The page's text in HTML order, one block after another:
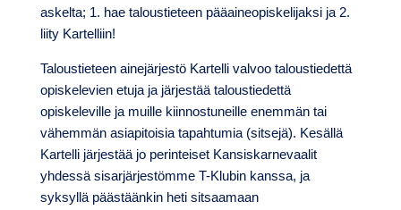
askelta; 1. hae taloustieteen pääaineopiskelijaksi ja 2.
liity Kartelliin!
Taloustieteen ainejärjestö Kartelli valvoo taloustiedettä
opiskelevien etuja ja järjestää taloustiedettä
opiskeleville ja muille kiinnostuneille enemmän tai
vähemmän asiapitoisia tapahtumia (sitsejä). Kesällä
Kartelli järjestää jo perinteiset Kansiskarnevaalit
yhdessä sisarjärjestömme T-Klubin kanssa, ja
syksyllä päästäänkin heti sitsaamaan